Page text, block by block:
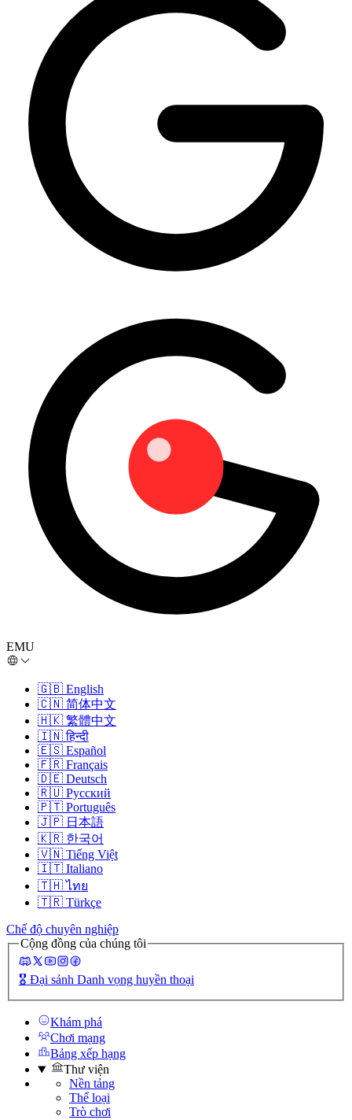
EMU
🇬🇧 English
🇨🇳 简体中文
🇭🇰 繁體中文
🇮🇳 हिन्दी
🇪🇸 Español
🇫🇷 Français
🇩🇪 Deutsch
🇷🇺 Русский
🇵🇹 Português
🇯🇵 日本語
🇰🇷 한국어
🇻🇳 Tiếng Việt
🇮🇹 Italiano
🇹🇭 ไทย
🇹🇷 Türkçe
Chế độ chuyên nghiệp
Cộng đồng của chúng tôi
🎖️ Đại sảnh Danh vọng huyền thoại
Khám phá
Chơi mạng
Bảng xếp hạng
Thư viện
Nền tảng
Thể loại
Trò chơi